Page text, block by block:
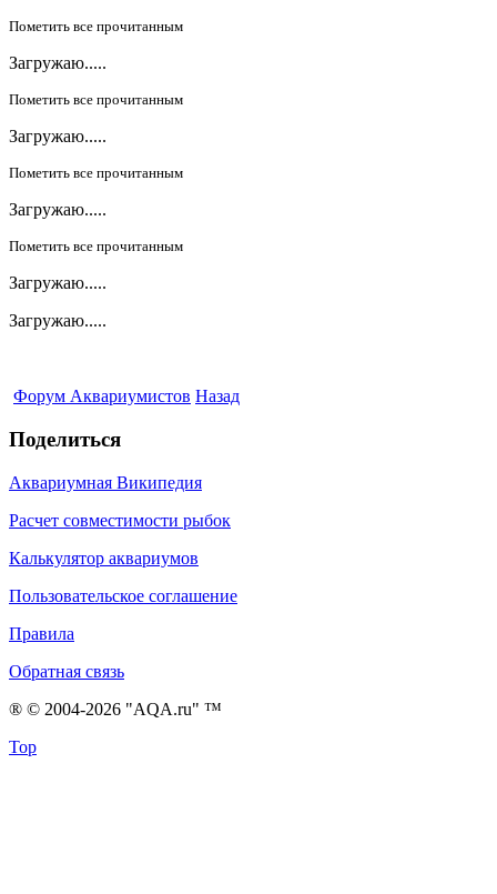
Пометить все прочитанным
Загружаю.....
Пометить все прочитанным
Загружаю.....
Пометить все прочитанным
Загружаю.....
Пометить все прочитанным
Загружаю.....
Загружаю.....
Форум Аквариумистов Назад
Поделиться
Аквариумная Википедия
Расчет совместимости рыбок
Калькулятор аквариумов
Пользовательское соглашение
Правила
Обратная связь
® © 2004-2026 "AQA.ru" ™
Top